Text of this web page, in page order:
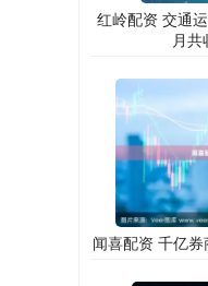
红岭配资 交通
月
闻喜配资 千亿